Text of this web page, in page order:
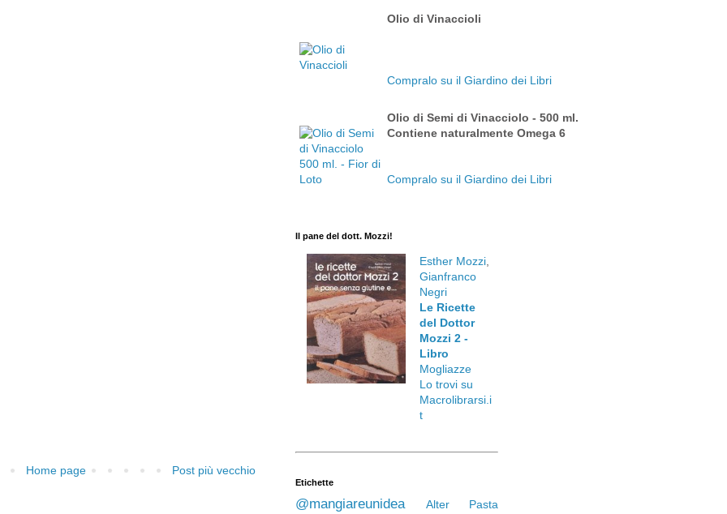
Post più vecchio
Home page
Olio di Vinaccioli
Compralo su il Giardino dei Libri
Olio di Semi di Vinacciolo - 500 ml.
Contiene naturalmente Omega 6
Compralo su il Giardino dei Libri
Il pane del dott. Mozzi!
Esther Mozzi
Gianfranco
Negri
Le Ricette
del Dottor
Mozzi 2 -
Libro
Mogliazze
Lo trovi su
Macrolibrarsi.i
t
Etichette
@mangiareunidea
Alter Pasta